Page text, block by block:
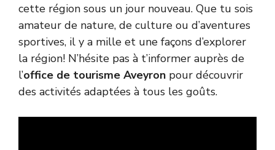
cette région sous un jour nouveau. Que tu sois
amateur de nature, de culture ou d’aventures
sportives, il y a mille et une façons d’explorer
la région! N’hésite pas à t’informer auprès de
l’office de tourisme Aveyron pour découvrir
des activités adaptées à tous les goûts.